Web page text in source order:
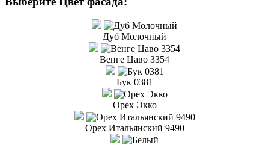
Дуб Молочный
Венге Цаво 3354
Бук 0381
Орех Экко
Орех Итальянский 9490